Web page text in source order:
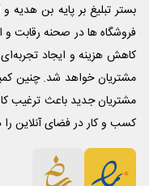
بستر تبلیغ بر پایه بن هدیه
فروشگاه ها در صحنه رقابت و
کاهش هزینه و ایجاد
مشتریان خواهد شد. چنین
مشتریان جدید باعث ترغیب
کسب و کار در فضای آنلاین